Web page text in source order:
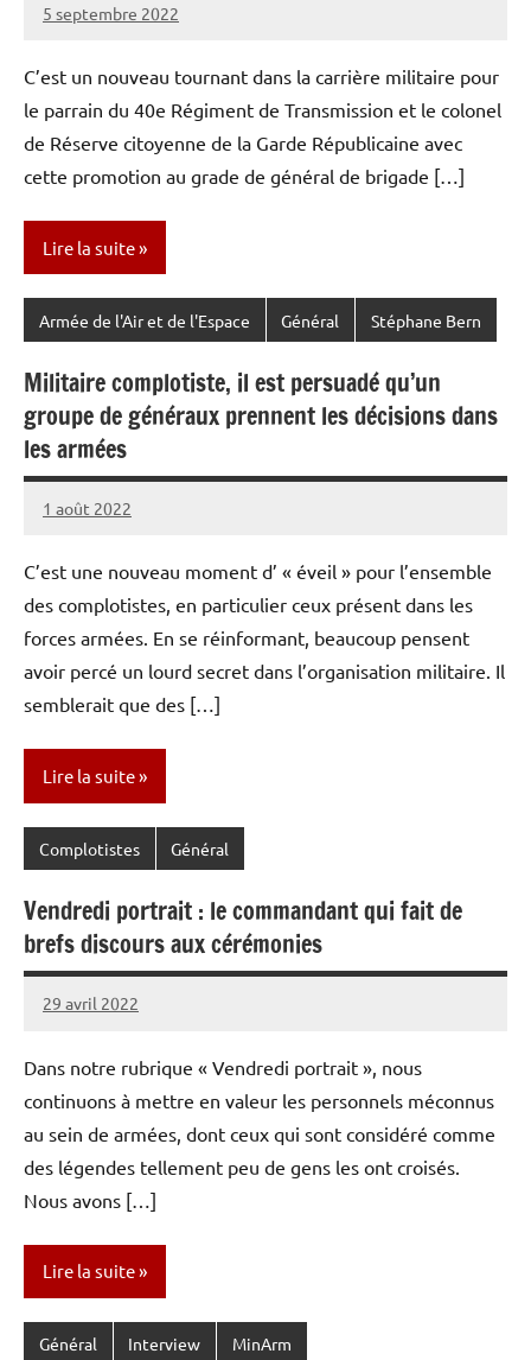
5 septembre 2022
Caporal
Aucun
C’est un nouveau tournant dans la carrière militaire pour
le parrain du 40e Régiment de Transmission et le colonel
de Réserve citoyenne de la Garde Républicaine avec
cette promotion au grade de général de brigade […]
Lire la suite
Armée de l'Air et de l'Espace Général Stéphane Bern
Militaire complotiste, il est persuadé qu’un
groupe de généraux prennent les décisions dans
les armées
1 août 2022
Caporal
Aucun
C’est une nouveau moment d’ « éveil » pour l’ensemble
des complotistes, en particulier ceux présent dans les
forces armées. En se réinformant, beaucoup pensent
avoir percé un lourd secret dans l’organisation militaire. Il
semblerait que des […]
Lire la suite
Complotistes Général
Vendredi portrait : le commandant qui fait de
brefs discours aux cérémonies
29 avril 2022
Caporal
Aucun
Dans notre rubrique « Vendredi portrait », nous
continuons à mettre en valeur les personnels méconnus
au sein de armées, dont ceux qui sont considéré comme
des légendes tellement peu de gens les ont croisés.
Nous avons […]
Lire la suite
Général Interview MinArm